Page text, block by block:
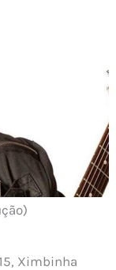
Ximbinha